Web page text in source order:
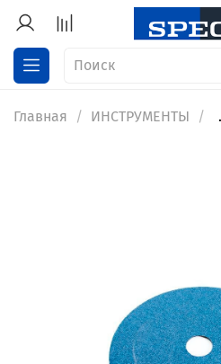
Главная ИНСТРУМЕНТЫ